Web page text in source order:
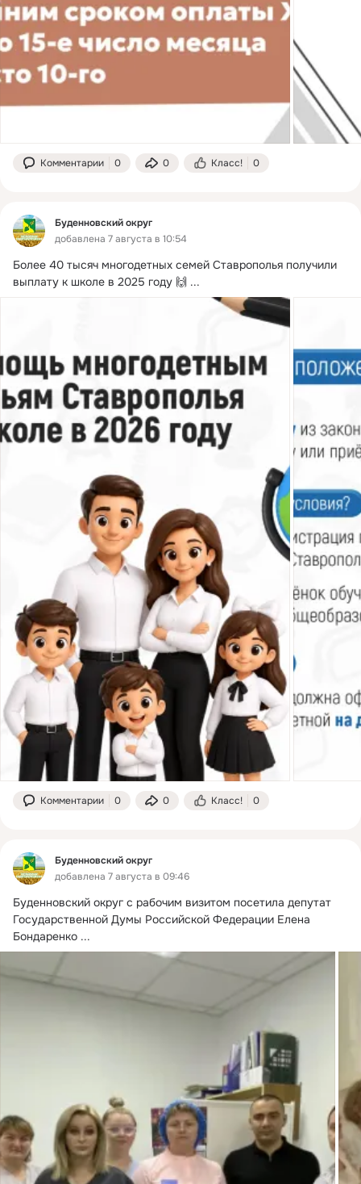
Комментарии 0 0 Класс! 0
Буденновский округ
добавлена 7 августа в 10:54
Более 40 тысяч многодетных семей Ставрополья получили
выплату к школе в 2025 году 🙌 ...
Комментарии 0 0 Класс! 0
Буденновский округ
добавлена 7 августа в 09:46
Буденновский округ с рабочим визитом посетила депутат
Государственной Думы Российской Федерации Елена
Бондаренко ...